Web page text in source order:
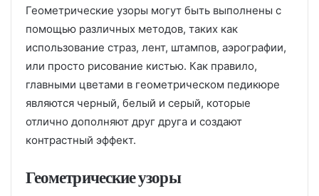
Геометрические узоры могут быть выполнены с
помощью различных методов, таких как
использование страз, лент, штампов, аэрографии,
или просто рисование кистью. Как правило,
главными цветами в геометрическом педикюре
являются черный, белый и серый, которые
отлично дополняют друг друга и создают
контрастный эффект.
Геометрические узоры